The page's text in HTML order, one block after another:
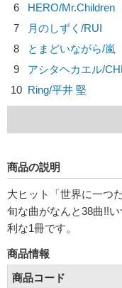
6
HERO/Mr.Children
7
月のしずく/RUI
8
とまどいながら/嵐
9
アシタヘカエル/
10 Ring/平井 堅
商品の説明
大ヒット「世界に一つ
旬な曲がなんと38曲!!
利な1冊です。
商品情報
商品コード